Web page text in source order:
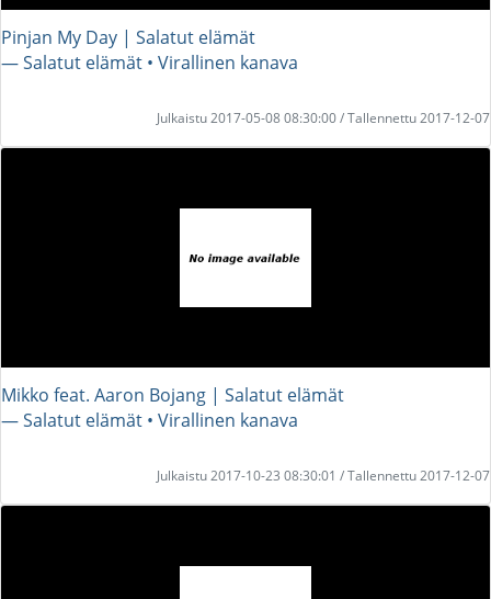
Pinjan My Day | Salatut elämät
― Salatut elämät • Virallinen kanava
Julkaistu 2017-05-08 08:30:00 / Tallennettu 2017-12-07
Mikko feat. Aaron Bojang | Salatut elämät
― Salatut elämät • Virallinen kanava
Julkaistu 2017-10-23 08:30:01 / Tallennettu 2017-12-07